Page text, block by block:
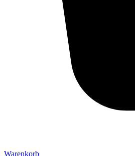
Warenkorb